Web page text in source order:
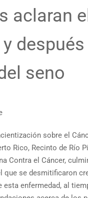
aclaran
después
seno
sobre el
Rico, Recinto de Río
Contra el Cáncer,
que se desmitificaron
esta enfermedad, al